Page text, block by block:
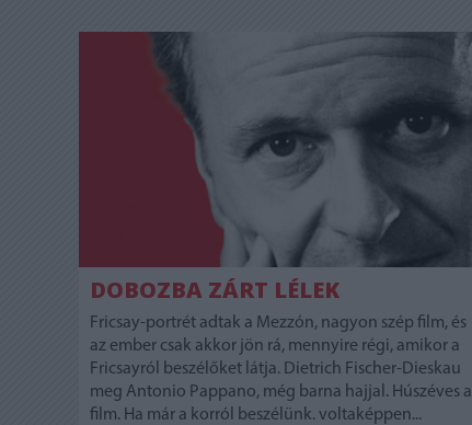
DOBOZBA ZÁRT LÉLEK
Fricsay-portrét adtak a Mezzón, nagyon szép film, és
az ember csak akkor jön rá, mennyire régi, amikor a
Fricsayról beszélőket látja. Dietrich Fischer-Dieskau
meg Antonio Pappano, még barna hajjal. Húszéves a
film. Ha már a korról beszélünk. voltaképpen...